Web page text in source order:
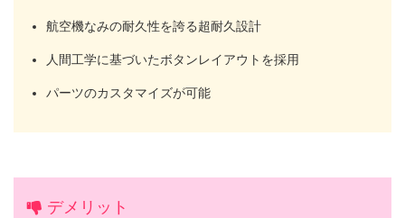
航空機なみの耐久性を誇る超耐久設計
人間工学に基づいたボタンレイアウトを採用
パーツのカスタマイズが可能
デメリット